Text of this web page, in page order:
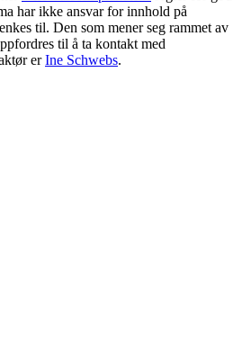
har ikke ansvar for innhold på
til. Den som mener seg rammet av
til å ta kontakt med
er Ine Schwebs.